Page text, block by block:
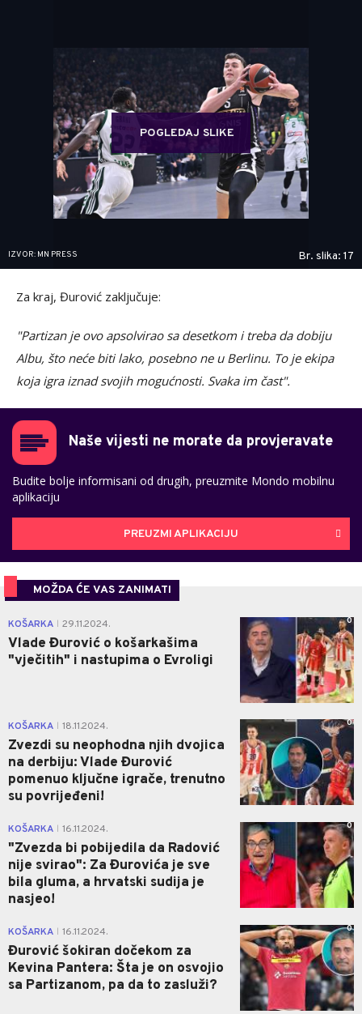
POGLEDAJ SLIKE
IZVOR: MN PRESS Br. slika: 17
Za kraj, Đurović zaključuje:
"Partizan je ovo apsolvirao sa desetkom i treba da dobiju
Albu, što neće biti lako, posebno ne u Berlinu. To je ekipa
koja igra iznad svojih mogućnosti. Svaka im čast".
Naše vijesti ne morate da provjeravate
Budite bolje informisani od drugih, preuzmite Mondo mobilnu
aplikaciju
PREUZMI APLIKACIJU
MOŽDA ĆE VAS ZANIMATI
KOŠARKA 29.11.2024.
Vlade Đurović o košarkašima
"vječitih" i nastupima o Evroligi
0
KOŠARKA 18.11.2024.
Zvezdi su neophodna njih dvojica
na derbiju: Vlade Đurović
pomenuo ključne igrače, trenutno
su povrijeđeni!
0
KOŠARKA 16.11.2024.
"Zvezda bi pobijedila da Radović
nije svirao": Za Đurovića je sve
bila gluma, a hrvatski sudija je
nasjeo!
0
KOŠARKA 16.11.2024.
Đurović šokiran dočekom za
Kevina Pantera: Šta je on osvojio
sa Partizanom, pa da to zasluži?
0